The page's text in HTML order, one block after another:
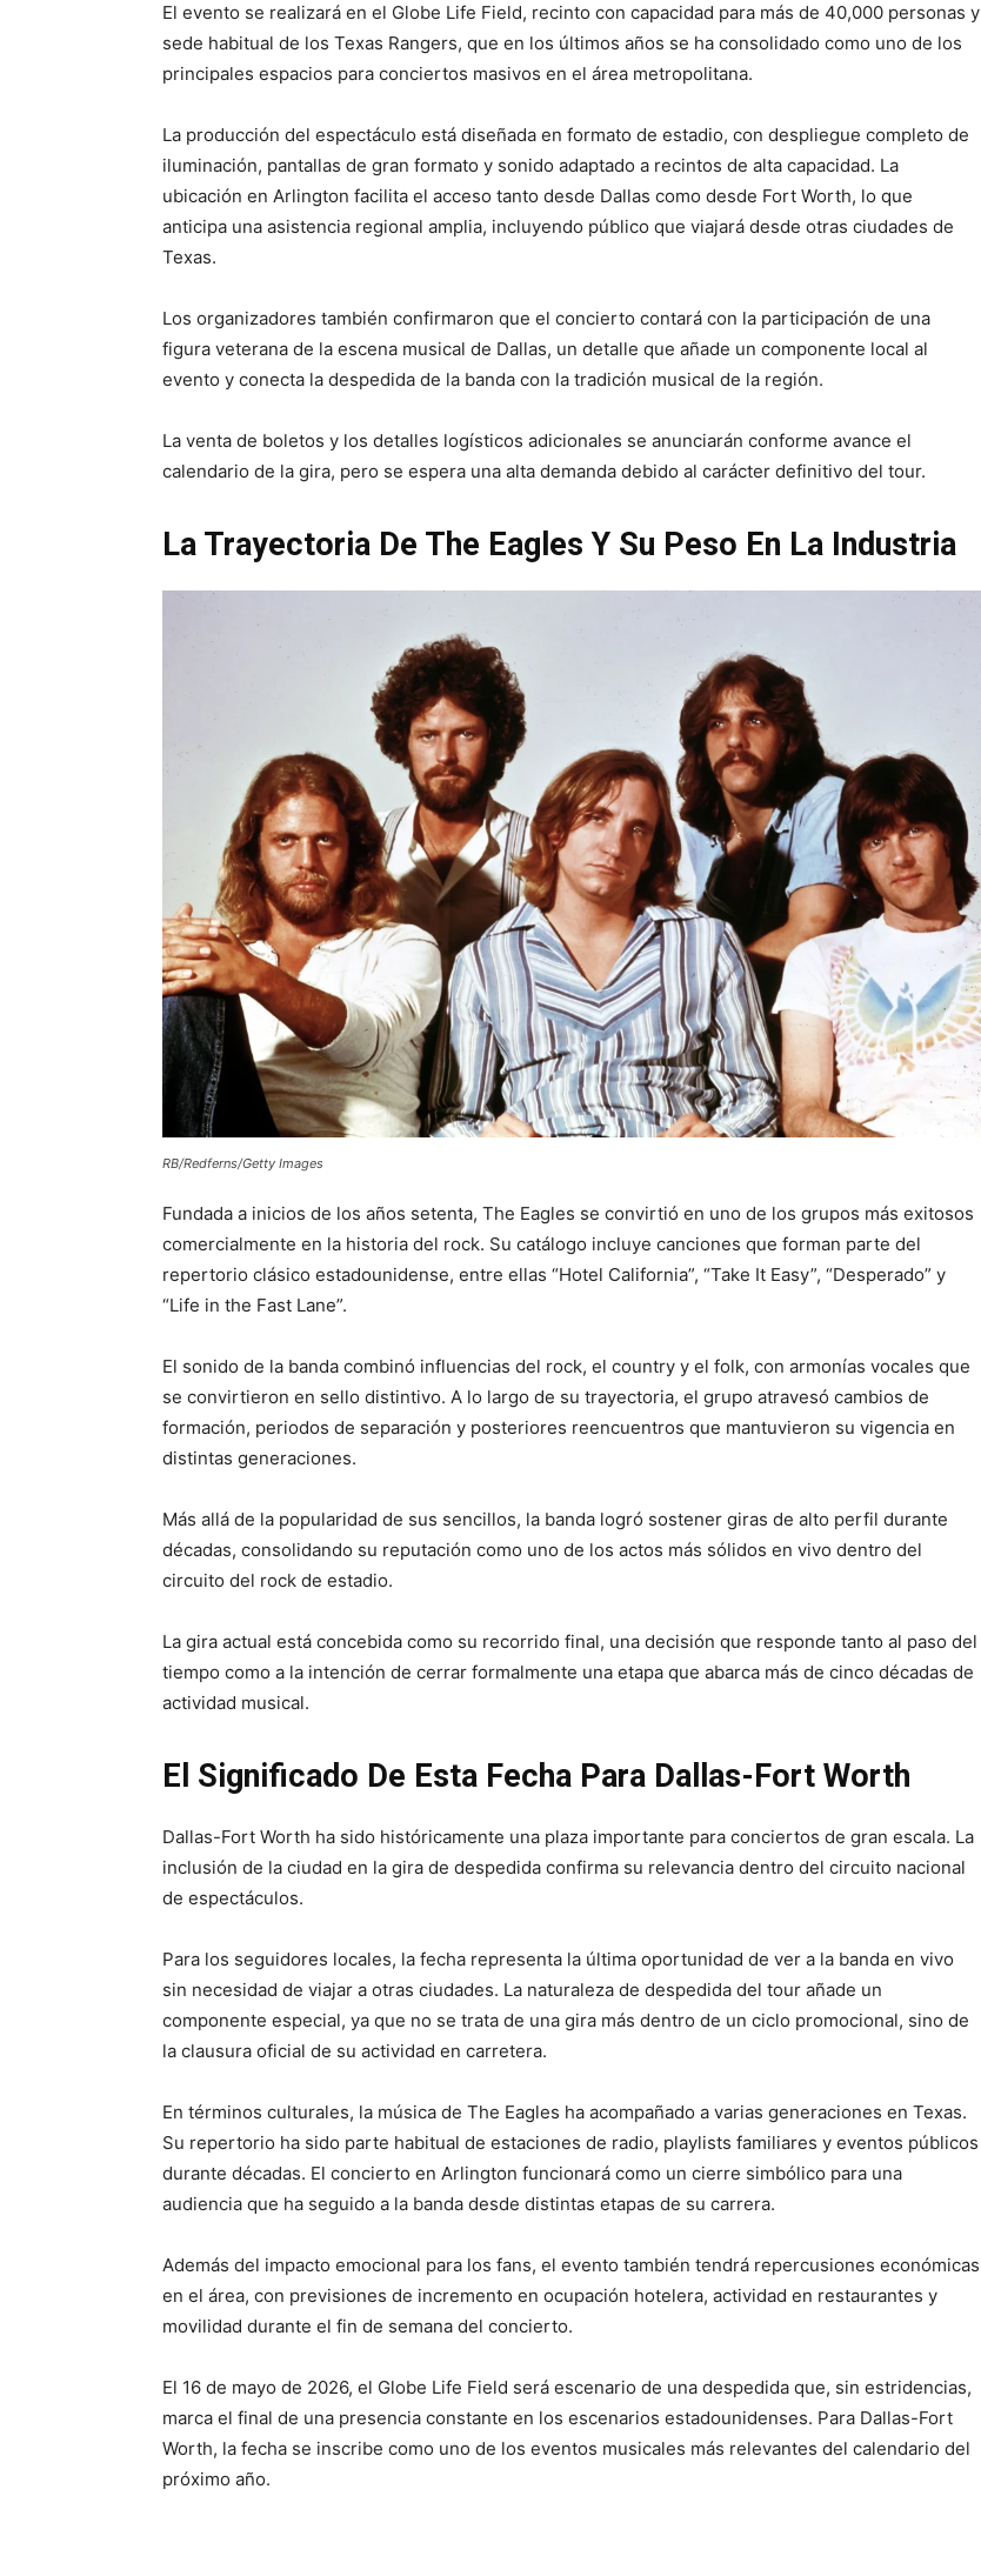
El evento se realizará en el Globe Life Field, recinto con capacidad para más de 40,000 personas y
sede habitual de los Texas Rangers, que en los últimos años se ha consolidado como uno de los
principales espacios para conciertos masivos en el área metropolitana.
La producción del espectáculo está diseñada en formato de estadio, con despliegue completo de
iluminación, pantallas de gran formato y sonido adaptado a recintos de alta capacidad. La
ubicación en Arlington facilita el acceso tanto desde Dallas como desde Fort Worth, lo que
anticipa una asistencia regional amplia, incluyendo público que viajará desde otras ciudades de
Texas.
Los organizadores también confirmaron que el concierto contará con la participación de una
figura veterana de la escena musical de Dallas, un detalle que añade un componente local al
evento y conecta la despedida de la banda con la tradición musical de la región.
La venta de boletos y los detalles logísticos adicionales se anunciarán conforme avance el
calendario de la gira, pero se espera una alta demanda debido al carácter definitivo del tour.
La Trayectoria De The Eagles Y Su Peso En La Industria
RB/Redferns/Getty Images
Fundada a inicios de los años setenta, The Eagles se convirtió en uno de los grupos más exitosos
comercialmente en la historia del rock. Su catálogo incluye canciones que forman parte del
repertorio clásico estadounidense, entre ellas “Hotel California”, “Take It Easy”, “Desperado” y
“Life in the Fast Lane”.
El sonido de la banda combinó influencias del rock, el country y el folk, con armonías vocales que
se convirtieron en sello distintivo. A lo largo de su trayectoria, el grupo atravesó cambios de
formación, periodos de separación y posteriores reencuentros que mantuvieron su vigencia en
distintas generaciones.
Más allá de la popularidad de sus sencillos, la banda logró sostener giras de alto perfil durante
décadas, consolidando su reputación como uno de los actos más sólidos en vivo dentro del
circuito del rock de estadio.
La gira actual está concebida como su recorrido final, una decisión que responde tanto al paso del
tiempo como a la intención de cerrar formalmente una etapa que abarca más de cinco décadas de
actividad musical.
El Significado De Esta Fecha Para Dallas-Fort Worth
Dallas-Fort Worth ha sido históricamente una plaza importante para conciertos de gran escala. La
inclusión de la ciudad en la gira de despedida confirma su relevancia dentro del circuito nacional
de espectáculos.
Para los seguidores locales, la fecha representa la última oportunidad de ver a la banda en vivo
sin necesidad de viajar a otras ciudades. La naturaleza de despedida del tour añade un
componente especial, ya que no se trata de una gira más dentro de un ciclo promocional, sino de
la clausura oficial de su actividad en carretera.
En términos culturales, la música de The Eagles ha acompañado a varias generaciones en Texas.
Su repertorio ha sido parte habitual de estaciones de radio, playlists familiares y eventos públicos
durante décadas. El concierto en Arlington funcionará como un cierre simbólico para una
audiencia que ha seguido a la banda desde distintas etapas de su carrera.
Además del impacto emocional para los fans, el evento también tendrá repercusiones económicas
en el área, con previsiones de incremento en ocupación hotelera, actividad en restaurantes y
movilidad durante el fin de semana del concierto.
El 16 de mayo de 2026, el Globe Life Field será escenario de una despedida que, sin estridencias,
marca el final de una presencia constante en los escenarios estadounidenses. Para Dallas-Fort
Worth, la fecha se inscribe como uno de los eventos musicales más relevantes del calendario del
próximo año.